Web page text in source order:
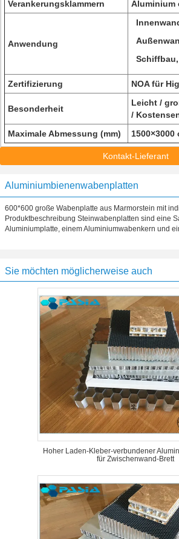
Verankerungsklammern
Aluminium
Anwendung
Zertifizierung NOA für
Besonderheit
Leicht /
/
Maximale Abmessung (mm)
Kontakt-Lieferant
Aluminiumbienenwabenplatten
600*600 große Wabenplatte aus Marmorstein mit
Produktbeschreibung Steinwabenplatten sind eine
Aluminiumplatte, einem Aluminiumwabenkern und
Sie möchten möglicherweise auch
Hoher Laden-Kleber-verbundener
für Zwischenwand-Brett